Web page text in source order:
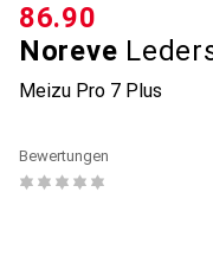
Noreve
Meizu Pro 7 Plus
CHF
86.90
Bewertungen